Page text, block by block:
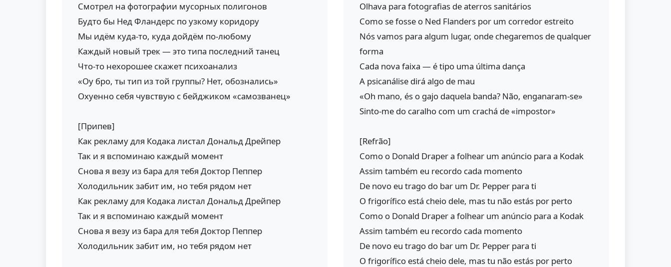
Смотрел на фотографии мусорных полигонов
Будто бы Нед Фландерс по узкому коридору
Мы идём куда-то, куда дойдём по-любому
Каждый новый трек — это типа последний танец
Что-то нехорошее скажет психоанализ
«Оу бро, ты тип из той группы? Нет, обознались»
Охуенно себя чувствую с бейджиком «самозванец»
[Припев]
Как рекламу для Кодака листал Дональд Дрейпер
Так и я вспоминаю каждый момент
Снова я везу из бара для тебя Доктор Пеппер
Холодильник забит им, но тебя рядом нет
Как рекламу для Кодака листал Дональд Дрейпер
Так и я вспоминаю каждый момент
Снова я везу из бара для тебя Доктор Пеппер
Холодильник забит им, но тебя рядом нет
Olhava para fotografias de aterros sanitários
Como se fosse o Ned Flanders por um corredor estreito
Nós vamos para algum lugar, onde chegaremos de qualquer
forma
Cada nova faixa — é tipo uma última dança
A psicanálise dirá algo de mau
«Oh mano, és o gajo daquela banda? Não, enganaram-se»
Sinto-me do caralho com um crachá de «impostor»
[Refrão]
Como o Donald Draper a folhear um anúncio para a Kodak
Assim também eu recordo cada momento
De novo eu trago do bar um Dr. Pepper para ti
O frigorífico está cheio dele, mas tu não estás por perto
Como o Donald Draper a folhear um anúncio para a Kodak
Assim também eu recordo cada momento
De novo eu trago do bar um Dr. Pepper para ti
O frigorífico está cheio dele, mas tu não estás por perto